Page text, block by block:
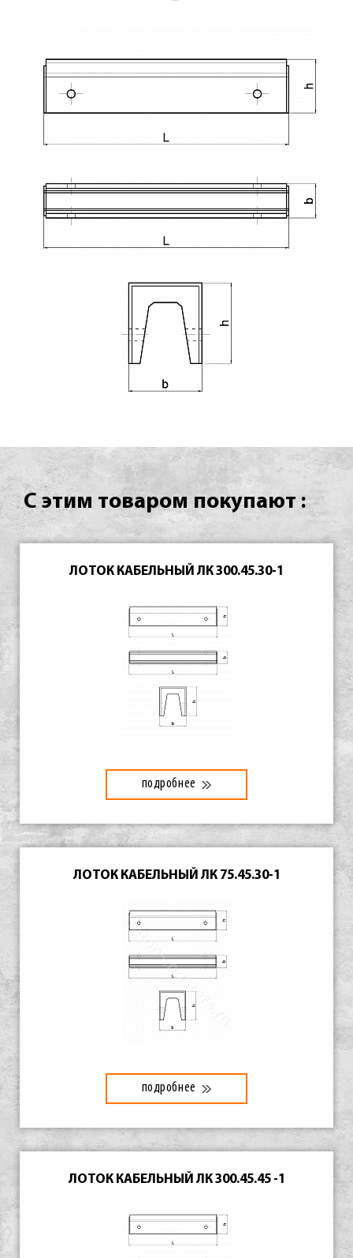
С этим товаром покупают :
ЛОТОК КАБЕЛЬНЫЙ ЛК 300.45.30-1
подробнее
ЛОТОК КАБЕЛЬНЫЙ ЛК 75.45.30-1
подробнее
ЛОТОК КАБЕЛЬНЫЙ ЛК 300.45.45 -1